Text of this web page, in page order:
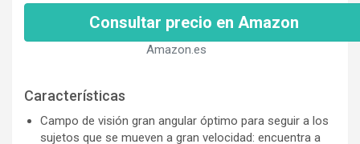
Consultar precio en Amazon
Amazon.es
Características
Campo de visión gran angular óptimo para seguir a los
sujetos que se mueven a gran velocidad: encuentra a